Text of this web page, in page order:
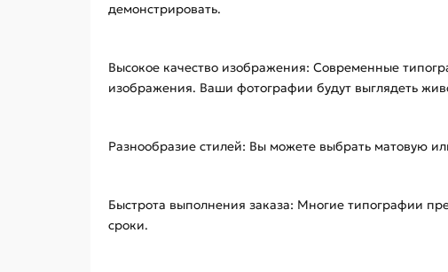
демонстрировать.
Высокое качество изображения: Современные
изображения. Ваши фотографии будут выглядеть
Разнообразие стилей: Вы можете выбрать матовую
Быстрота выполнения заказа: Многие типографии
сроки.